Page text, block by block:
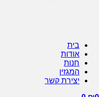
בית
אודות
חנות
המגזין
יצירת קשר